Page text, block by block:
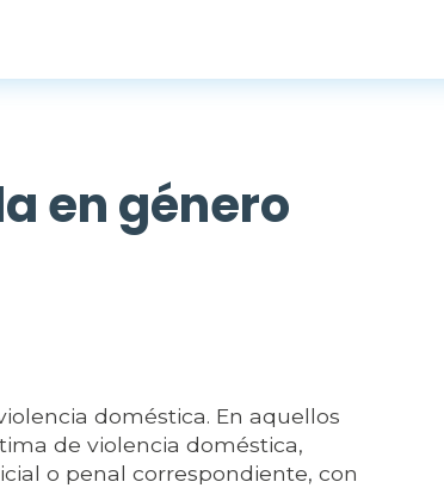
en género
doméstica. En aquellos
de violencia doméstica,
o penal correspondiente, con